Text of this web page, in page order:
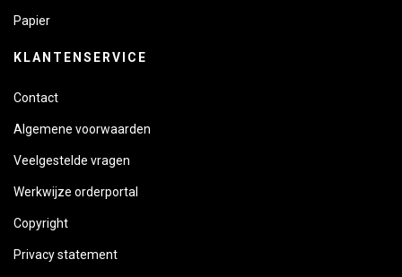
Papier
KLANTENSERVICE
Contact
Algemene voorwaarden
Veelgestelde vragen
Werkwijze orderportal
Copyright
Privacy statement